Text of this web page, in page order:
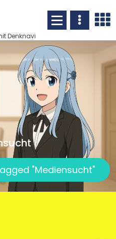
Denknavi
"Mediensucht"